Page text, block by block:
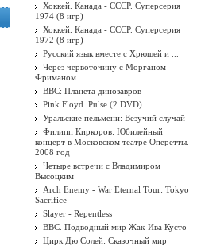
Хоккей. Канада - СССР. Суперсерия
1974 (8 игр)
Хоккей. Канада - СССР. Суперсерия
1972 (8 игр)
Русский язык вместе с Хрюшей и ...
Через червоточину с Морганом
Фриманом
BBC: Планета динозавров
Pink Floyd. Pulse (2 DVD)
Уральские пельмени: Везучий случай
Филипп Киркоров: Юбилейный
концерт в Московском театре Оперетты.
2008 год
Четыре встречи с Владимиром
Высоцким
Arch Enemy - War Eternal Tour: Tokyo
Sacrifice
Slayer - Repentless
BBC. Подводный мир Жак-Ива Кусто
Цирк Дю Солей: Сказочный мир